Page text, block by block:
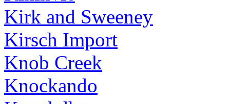
Kirk and Sweeney
Kirsch Import
Knob Creek
Knockando